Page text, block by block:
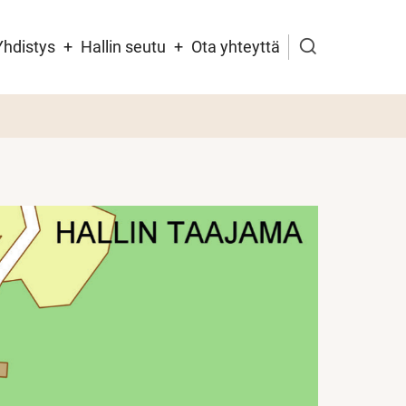
Hallin seutu Ota yhteyttä